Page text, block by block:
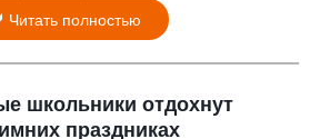
Читать полностью
школьники отдохнут
праздниках